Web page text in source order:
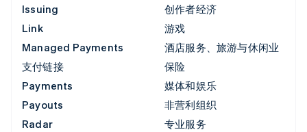
Issuing
Link
Managed Payments
支付链接
Payments
Payouts
Radar
创作者经济
游戏
酒店服务、旅游与休闲业
保险
媒体和娱乐
非营利组织
专业服务